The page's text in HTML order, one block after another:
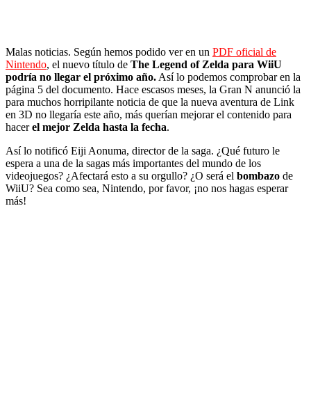
Malas noticias. Según hemos podido ver en un PDF oficial de
Nintendo, el nuevo título de The Legend of Zelda para WiiU
podría no llegar el próximo año. Así lo podemos comprobar en la
página 5 del documento. Hace escasos meses, la Gran N anunció la
para muchos horripilante noticia de que la nueva aventura de Link
en 3D no llegaría este año, más querían mejorar el contenido para
hacerel mejor Zelda hasta la fecha.
Así lo notificó Eiji Aonuma, director de la saga. ¿Qué futuro le
espera a una de la sagas más importantes del mundo de los
videojuegos? ¿Afectará esto a su orgullo? ¿O será el bombazo de
WiiU? Sea como sea, Nintendo, por favor, ¡no nos hagas esperar
más!